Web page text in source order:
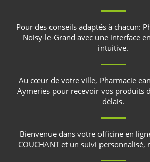
Pour des conseils adaptés à chacun:
Noisy-le-Grand avec une interface
intuitive.
Au cœur de votre ville, Pharmacie
Aymeries pour recevoir vos produits
délais.
Bienvenue dans votre officine en
COUCHANTet un suivi personnalisé,